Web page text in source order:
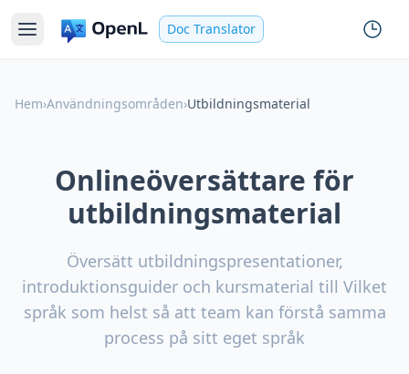
Doc Translator
Hem›Användningsområden›Utbildningsmaterial
Onlineöversättare för
utbildningsmaterial
Översätt utbildningspresentationer,
introduktionsguider och kursmaterial till Vilket
språk som helst så att team kan förstå samma
process på sitt eget språk